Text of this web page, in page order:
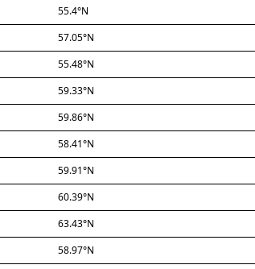
55.4°N
57.05°N
55.48°N
59.33°N
59.86°N
58.41°N
59.91°N
60.39°N
63.43°N
58.97°N